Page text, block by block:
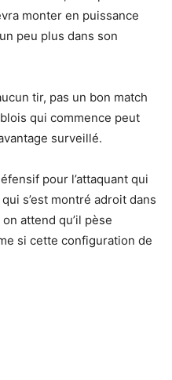
monter en puissance
peu plus dans son
tir, pas un bon match
qui commence peut
surveillé.
pour l’attaquant qui
s’est montré adroit dans
attend qu’il pèse
si cette configuration de